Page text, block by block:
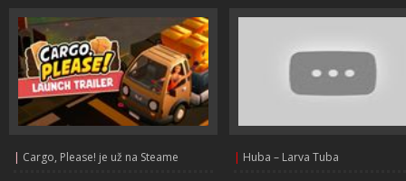
| Cargo, Please! je už na Steame | Huba – Larva Tuba